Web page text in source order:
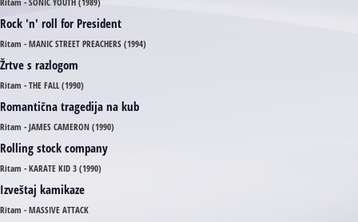
Rock 'n' roll for President
Ritam - MANIC STREET PREACHERS (1994)
Žrtve s razlogom
Ritam - THE FALL (1990)
Romantična tragedija na kub
Ritam - JAMES CAMERON (1990)
Rolling stock company
Ritam - KARATE KID 3 (1990)
Izveštaj kamikaze
Ritam - MASSIVE ATTACK